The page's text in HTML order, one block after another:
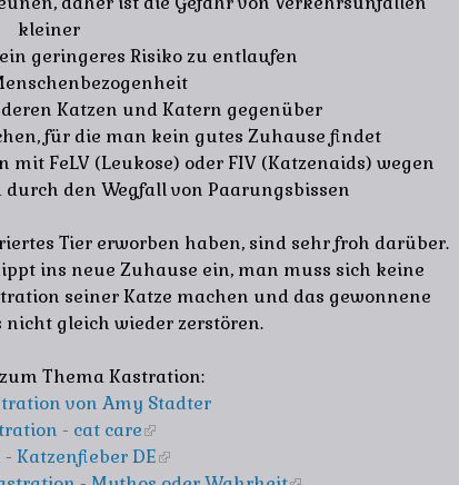
kleiner
geringeres Risiko zu entlaufen
Katzen und Katern gegenüber
für die man kein gutes Zuhause findet
FeLV (Leukose) oder FIV (Katzenaids) wegen
den Wegfall von Paarungsbissen
Tier erworben haben, sind sehr froh darüber.
ins neue Zuhause ein, man muss sich keine
seiner Katze machen und das gewonnene
gleich wieder zerstören.
Thema Kastration:
von Amy Stadter
- cat care(link is external)
Katzenfieber DE(link is external)